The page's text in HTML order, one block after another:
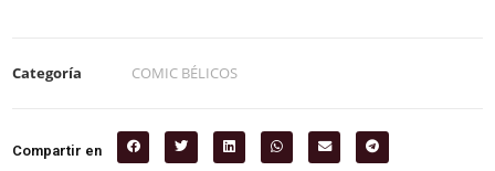
Categoría COMIC BÉLICOS
Compartir en